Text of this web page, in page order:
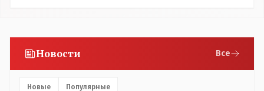
Новости Все
Новые Популярные